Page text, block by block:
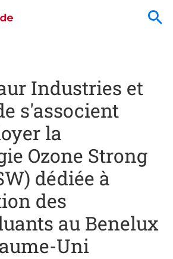
Industries et
s'associent
la
Ozone Strong
dédiée à
des
au Benelux
Uni